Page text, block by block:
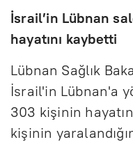
İsrail’in Lübnan
hayatını kaybetti
Lübnan Sağlık
İsrail'in Lübnan'a
303 kişinin
kişinin